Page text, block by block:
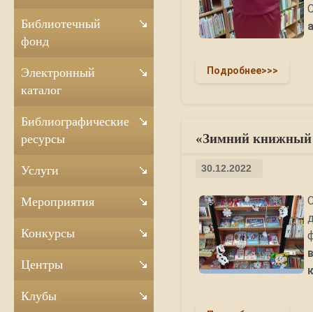
Подробнее>>>
«Зимний книжный
30.12.2022
Библиотечный
фонд
Электронный
каталог
Библиографические
ресурсы
Услуги
Мероприятия
Конкурсы
Центры
Клубы